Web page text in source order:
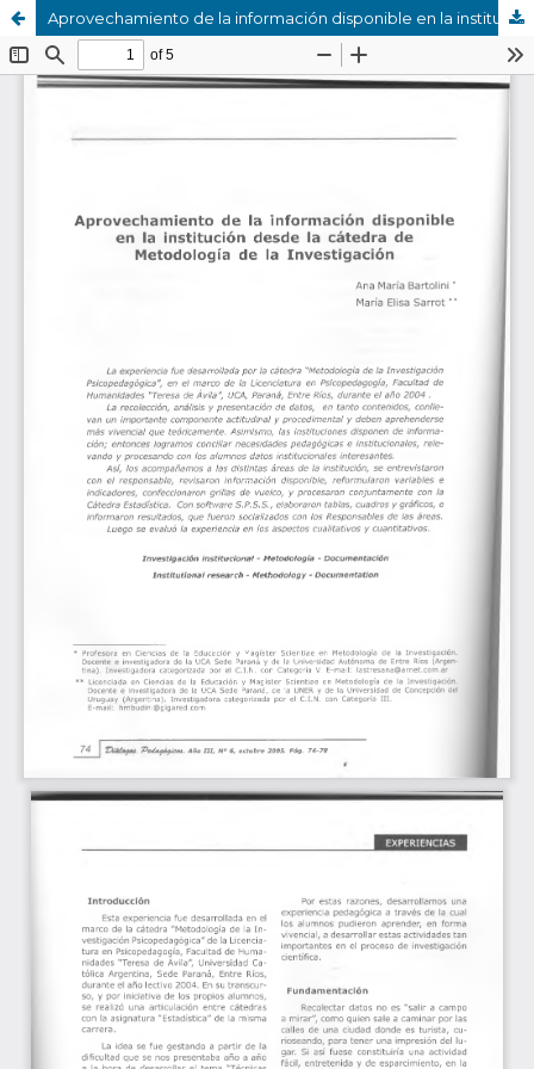
Aprovechamiento de la información disponible en la institución desde la cátedra de Metodología de la Investigación